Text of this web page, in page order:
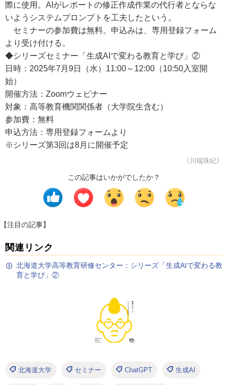
際に使用。AIがレポートの修正作成作業の代行者とならな
いようシステムプロンプトを工夫したという。
セミナーの参加費は無料。申込みは、専用登録フォーム
より受け付ける。
◆シリーズセミナー「生成AIで変わる教育と学び」②
日時：2025年7月9日（水）11:00～12:00（10:50入室開
始）
開催方法：Zoomウェビナー
対象：高等教育機関関係者（大学院生含む）
参加費：無料
申込方法：専用登録フォームより
※シリーズ第3回は8月に開催予定
《川端珠紀》
この記事はいかがでしたか？
【注目の記事】
関連リンク
北海道大学高等教育研修センター：シリーズ「生成AIで変わる教
育と学び」②
北海道大学 セミナー ChatGPT 生成AI